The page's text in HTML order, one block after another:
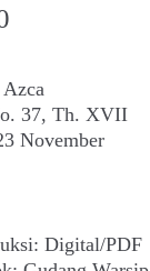
37, Th. XVII
November
: Digital/PDF